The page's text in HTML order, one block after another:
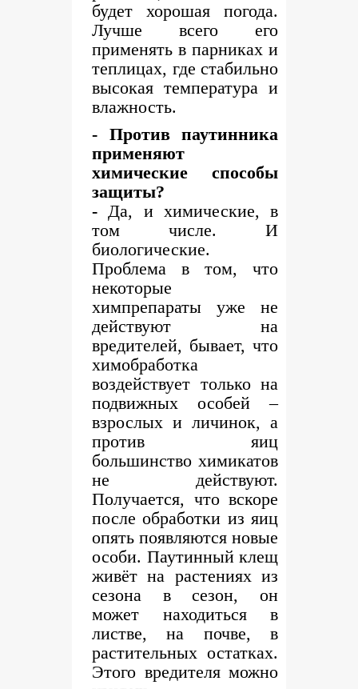
будет хорошая погода.
Лучше всего его
применять в парниках и
теплицах, где стабильно
высокая температура и
влажность.
- Против паутинника
применяют
химические способы
защиты?
-Да, и химические, в
том числе. И
биологические.
Проблема в том, что
некоторые
химпрепараты уже не
действуют на
вредителей, бывает, что
химобработка
воздействует только на
подвижных особей –
взрослых и личинок, а
против яиц
большинство химикатов
не действуют.
Получается, что вскоре
после обработки из яиц
опять появляются новые
особи. Паутинный клещ
живёт на растениях из
сезона в сезон, он
может находиться в
листве, на почве, в
растительных остатках.
Этого вредителя можно